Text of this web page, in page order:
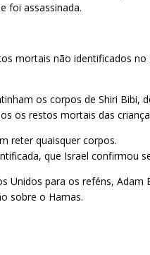
foi assassinada.
mortais não identificados
os corpos de Shiri Bibi,
os restos mortais das
reter quaisquer corpos.
que Israel confirmou
Unidos para os reféns,
sobre o Hamas.